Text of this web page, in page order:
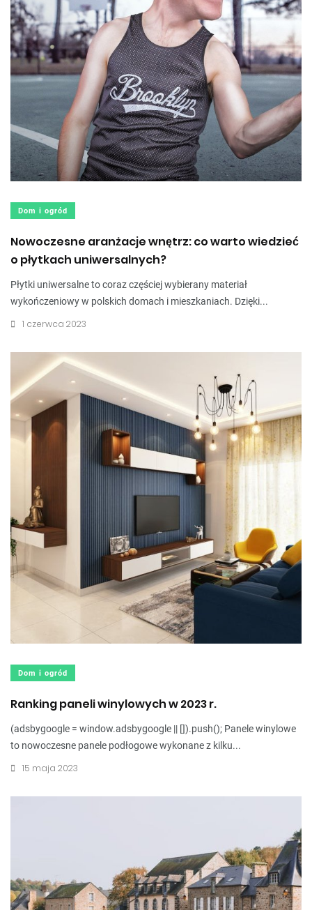
Dom i ogród
Nowoczesne aranżacje wnętrz: co warto wiedzieć
o płytkach uniwersalnych?
Płytki uniwersalne to coraz częściej wybierany materiał
wykończeniowy w polskich domach i mieszkaniach. Dzięki...
1 czerwca 2023
Dom i ogród
Ranking paneli winylowych w 2023 r.
(adsbygoogle = window.adsbygoogle || []).push(); Panele winylowe
to nowoczesne panele podłogowe wykonane z kilku...
15 maja 2023